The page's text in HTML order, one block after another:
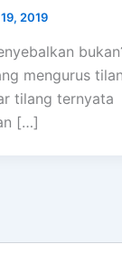
2019
mengurus
tilang ternyata
[…]